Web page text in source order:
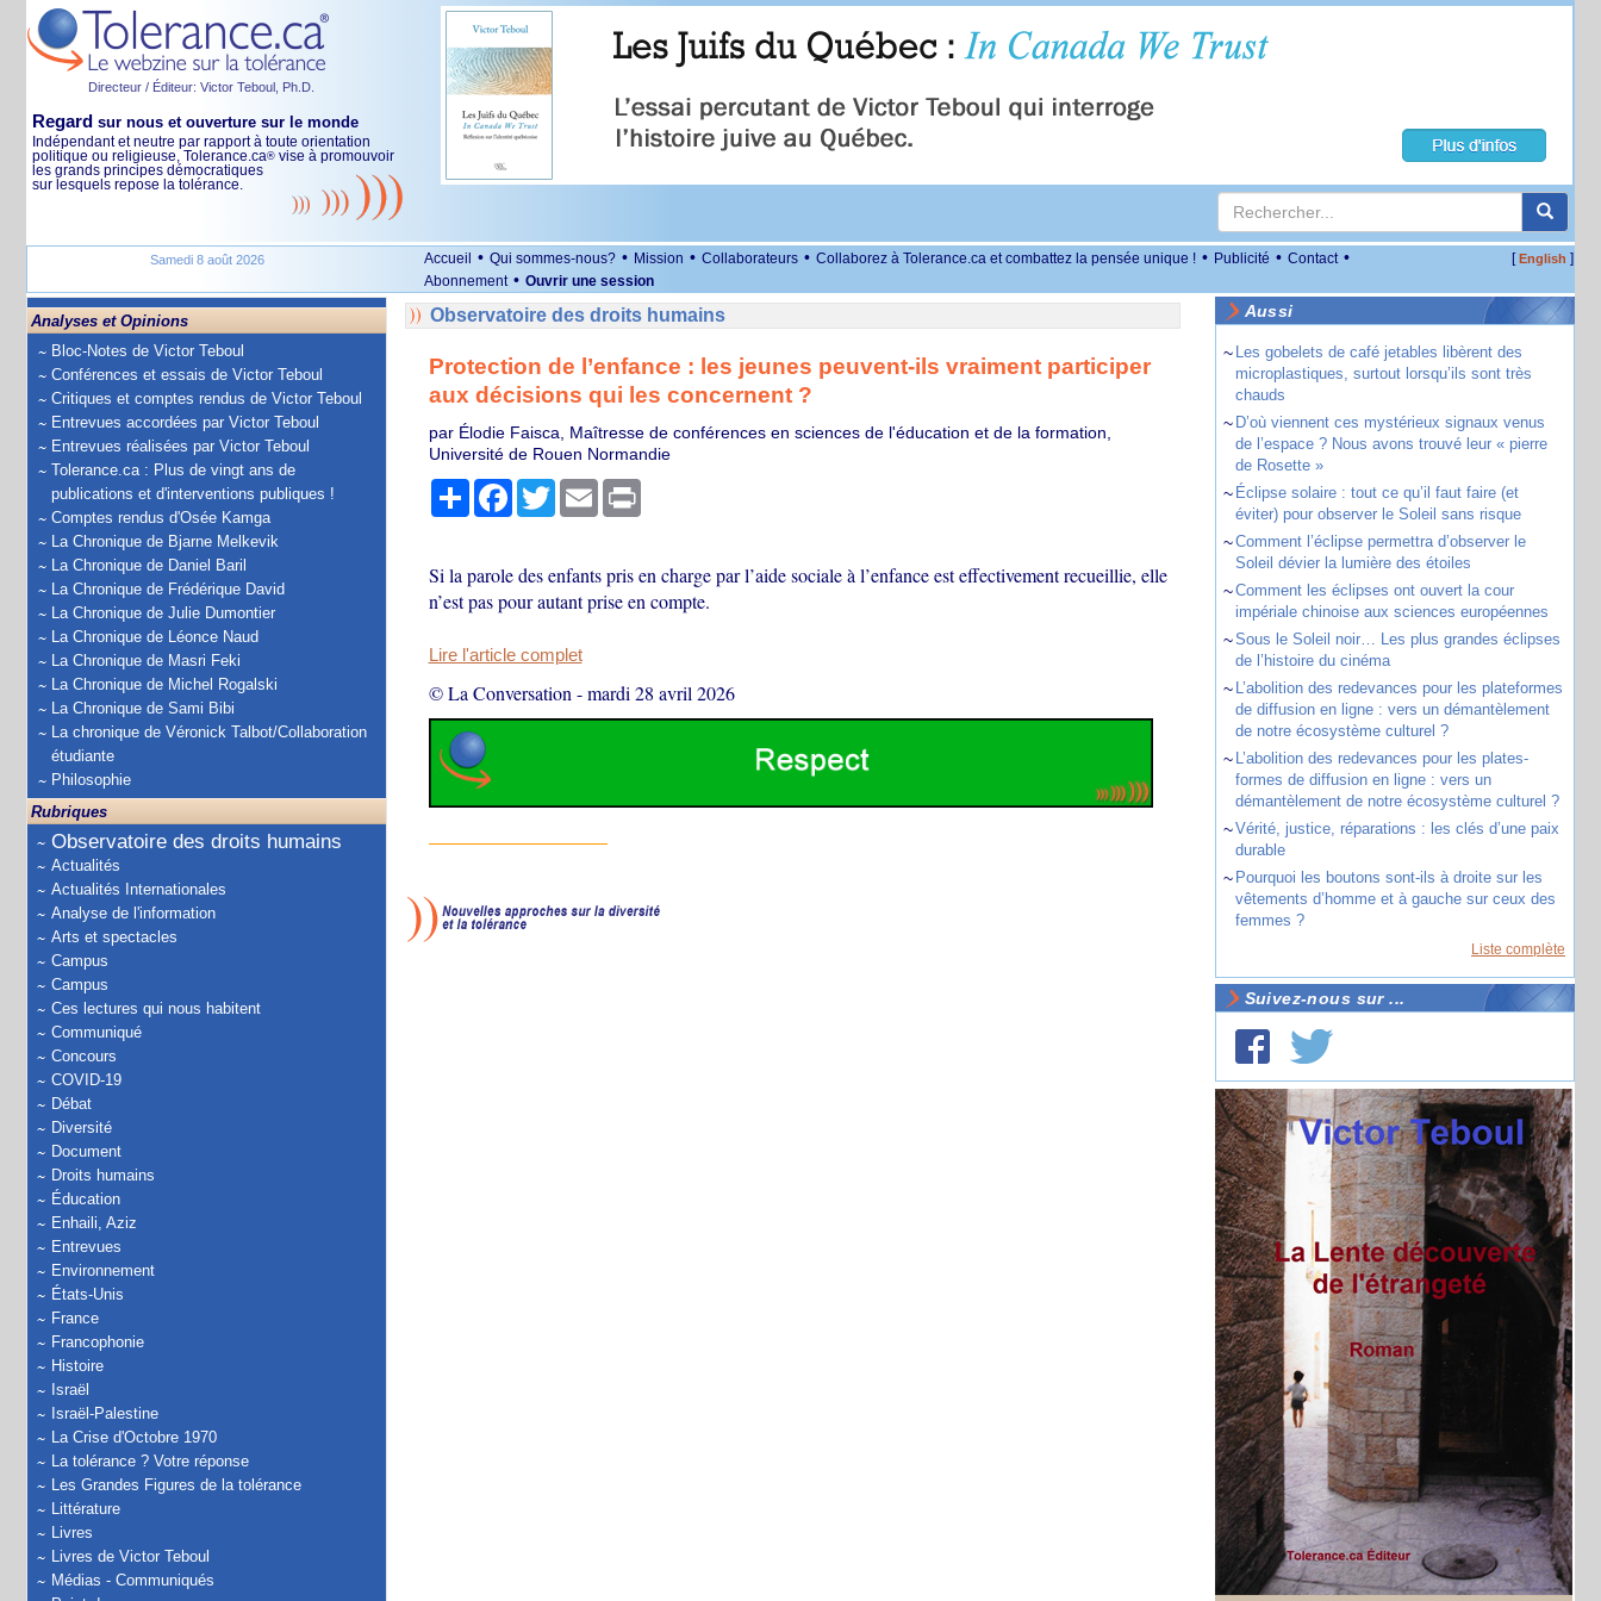
Directeur / Éditeur: Victor Teboul, Ph.D.
Regard sur nous et ouverture sur le monde
Indépendant et neutre par rapport à toute orientation
politique ou religieuse, Tolerance.ca® vise à promouvoir
les grands principes démocratiques
sur lesquels repose la tolérance.
Samedi 8 août 2026 Accueil • Qui sommes-nous? • Mission • Collaborateurs • Collaborez à Tolerance.ca et combattez la pensée unique ! • Publicité • Contact •
Abonnement • Ouvrir une session
[English ]
Analyses et Opinions
Bloc-Notes de Victor Teboul
Conférences et essais de Victor Teboul
Critiques et comptes rendus de Victor Teboul
Entrevues accordées par Victor Teboul
Entrevues réalisées par Victor Teboul
Tolerance.ca : Plus de vingt ans de
publications et d'interventions publiques !
Comptes rendus d'Osée Kamga
La Chronique de Bjarne Melkevik
La Chronique de Daniel Baril
La Chronique de Frédérique David
La Chronique de Julie Dumontier
La Chronique de Léonce Naud
La Chronique de Masri Feki
La Chronique de Michel Rogalski
La Chronique de Sami Bibi
La chronique de Véronick Talbot/Collaboration
étudiante
Philosophie
Rubriques
Observatoire des droits humains
Actualités
Actualités Internationales
Analyse de l'information
Arts et spectacles
Campus
Campus
Ces lectures qui nous habitent
Communiqué
Concours
COVID-19
Débat
Diversité
Document
Droits humains
Éducation
Enhaili, Aziz
Entrevues
Environnement
États-Unis
France
Francophonie
Histoire
Israël
Israël-Palestine
La Crise d'Octobre 1970
La tolérance ? Votre réponse
Les Grandes Figures de la tolérance
Littérature
Livres
Livres de Victor Teboul
Médias - Communiqués
Observatoire des droits humains
Protection de l’enfance : les jeunes peuvent-ils vraiment participer
aux décisions qui les concernent ?
par Élodie Faisca, Maîtresse de conférences en sciences de l'éducation et de la formation,
Université de Rouen Normandie
PartagerFacebook
TwitterEmail Print
Si la parole des enfants pris en charge par l’aide sociale à l’enfance est effectivement recueillie, elle
n’est pas pour autant prise en compte.
Lire l'article complet
© La Conversation -mardi 28 avril 2026
Aussi
~ Les gobelets de café jetables libèrent des
microplastiques, surtout lorsqu’ils sont très
chauds
~ D’où viennent ces mystérieux signaux venus
de l’espace ? Nous avons trouvé leur « pierre
de Rosette »
~ Éclipse solaire : tout ce qu’il faut faire (et
éviter) pour observer le Soleil sans risque
~Comment l’éclipse permettra d’observer le
Soleil dévier la lumière des étoiles
~Comment les éclipses ont ouvert la cour
impériale chinoise aux sciences européennes
~Sous le Soleil noir… Les plus grandes éclipses
de l’histoire du cinéma
~ L’abolition des redevances pour les plateformes
de diffusion en ligne : vers un démantèlement
de notre écosystème culturel ?
~ L’abolition des redevances pour les plates-
formes de diffusion en ligne : vers un
démantèlement de notre écosystème culturel ?
~Vérité, justice, réparations : les clés d’une paix
durable
~ Pourquoi les boutons sont-ils à droite sur les
vêtements d’homme et à gauche sur ceux des
femmes ?
Liste complète
Suivez-nous sur ...